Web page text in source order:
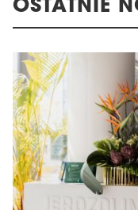
OSTATNIE